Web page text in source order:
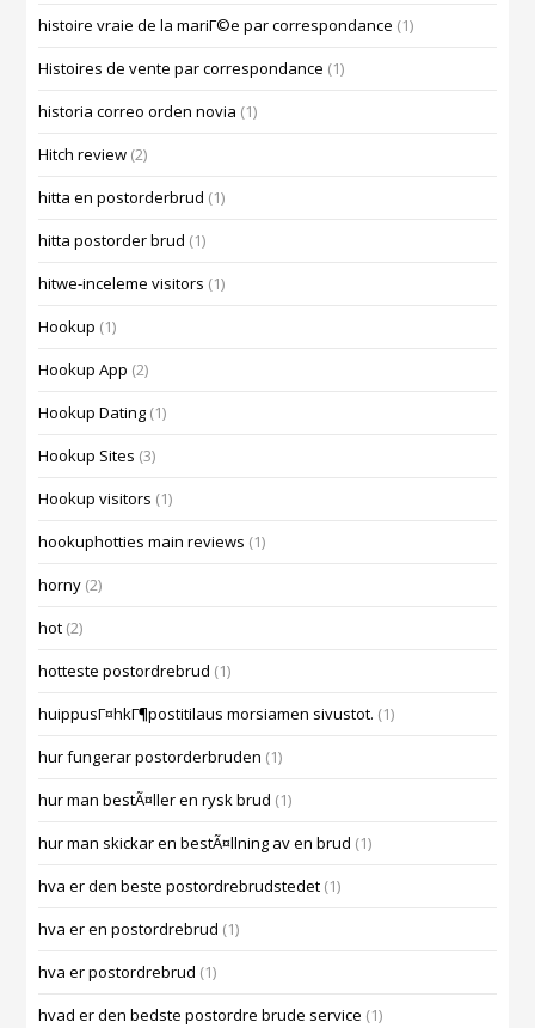
histoire vraie de la mariГ©e par correspondance (1)
Histoires de vente par correspondance (1)
historia correo orden novia (1)
Hitch review (2)
hitta en postorderbrud (1)
hitta postorder brud (1)
hitwe-inceleme visitors (1)
Hookup (1)
Hookup App (2)
Hookup Dating (1)
Hookup Sites (3)
Hookup visitors (1)
hookuphotties main reviews (1)
horny (2)
hot (2)
hotteste postordrebrud (1)
huippusГ¤hkГ¶postitilaus morsiamen sivustot. (1)
hur fungerar postorderbruden (1)
hur man bestÃ¤ller en rysk brud (1)
hur man skickar en bestÃ¤llning av en brud (1)
hva er den beste postordrebrudstedet (1)
hva er en postordrebrud (1)
hva er postordrebrud (1)
hvad er den bedste postordre brude service (1)